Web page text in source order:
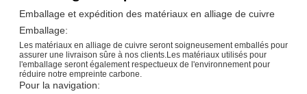
Emballage et expédition des matériaux en alliage de cuivre
Emballage:
Les matériaux en alliage de cuivre seront soigneusement emballés pour
assurer une livraison sûre à nos clients.Les matériaux utilisés pour
l'emballage seront également respectueux de l'environnement pour
réduire notre empreinte carbone.
Pour la navigation: